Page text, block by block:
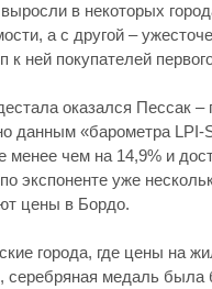
в некоторых
а с другой –
ней покупателей
оказался Пессак –
данным «барометра LPI-
менее чем на 14,9% и
экспоненте уже
цены в Бордо.
города, где цены на
серебряная медаль